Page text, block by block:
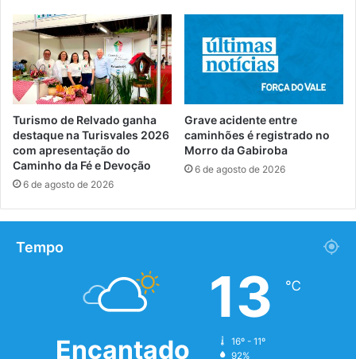
Turismo de Relvado ganha
destaque na Turisvales 2026
com apresentação do
Caminho da Fé e Devoção
6 de agosto de 2026
Grave acidente entre
caminhões é registrado no
Morro da Gabiroba
6 de agosto de 2026
Tempo
Encantado
13 ℃
16º - 11º
92%